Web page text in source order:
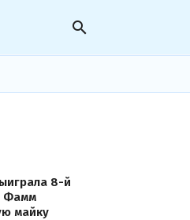
search
8-й
Фамм
майку